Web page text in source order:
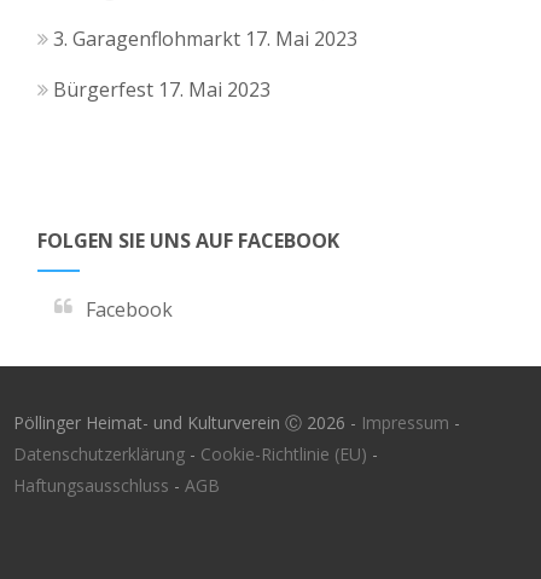
3. Garagenflohmarkt 17. Mai 2023
Bürgerfest 17. Mai 2023
FOLGEN SIE UNS AUF FACEBOOK
Facebook
Pöllinger Heimat- und Kulturverein Ⓒ 2026 - Impressum -
Datenschutzerklärung - Cookie-Richtlinie (EU) -
Haftungsausschluss -AGB